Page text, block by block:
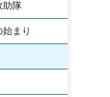
助隊
まり